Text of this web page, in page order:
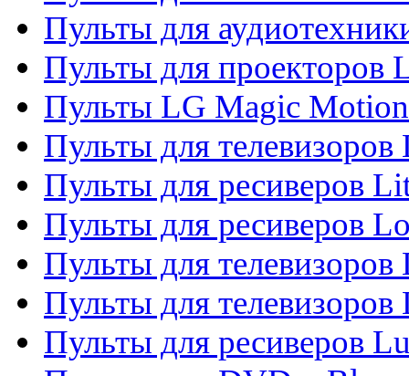
Пульты для
Пульты для проекторов
Пульты LG Magic Motion
Пульты для
Пульты для ресиверов
Пульты для ресиверов
Пульты для телевизоров
Пульты для
Пульты для ресиверов